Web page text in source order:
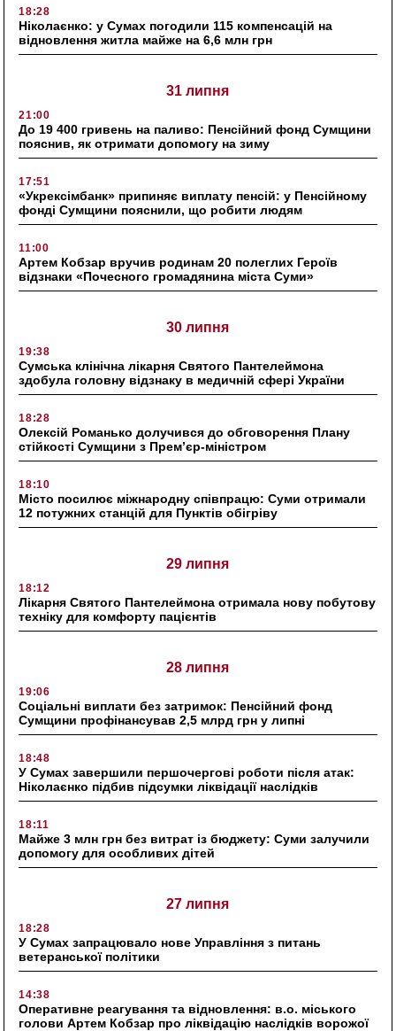
18:28
Ніколаєнко: у Сумах погодили 115 компенсацій на
відновлення житла майже на 6,6 млн грн
31 липня
21:00
До 19 400 гривень на паливо: Пенсійний фонд Сумщини
пояснив, як отримати допомогу на зиму
17:51
«Укрексімбанк» припиняє виплату пенсій: у Пенсійному
фонді Сумщини пояснили, що робити людям
11:00
Артем Кобзар вручив родинам 20 полеглих Героїв
відзнаки «Почесного громадянина міста Суми»
30 липня
19:38
Сумська клінічна лікарня Святого Пантелеймона
здобула головну відзнаку в медичній сфері України
18:28
Олексій Романько долучився до обговорення Плану
стійкості Сумщини з Прем’єр-міністром
18:10
Місто посилює міжнародну співпрацю: Суми отримали
12 потужних станцій для Пунктів обігріву
29 липня
18:12
Лікарня Святого Пантелеймона отримала нову побутову
техніку для комфорту пацієнтів
28 липня
19:06
Соціальні виплати без затримок: Пенсійний фонд
Сумщини профінансував 2,5 млрд грн у липні
18:48
У Сумах завершили першочергові роботи після атак:
Ніколаєнко підбив підсумки ліквідації наслідків
18:11
Майже 3 млн грн без витрат із бюджету: Суми залучили
допомогу для особливих дітей
27 липня
18:28
У Сумах запрацювало нове Управління з питань
ветеранської політики
14:38
Оперативне реагування та відновлення: в.о. міського
голови Артем Кобзар про ліквідацію наслідків ворожої